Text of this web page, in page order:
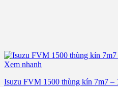
Xem nhanh
Isuzu FVM 1500 thùng kín 7m7